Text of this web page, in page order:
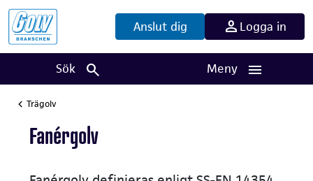
Anslut dig Logga in
Sök Meny
Trägolv
Fanérgolv